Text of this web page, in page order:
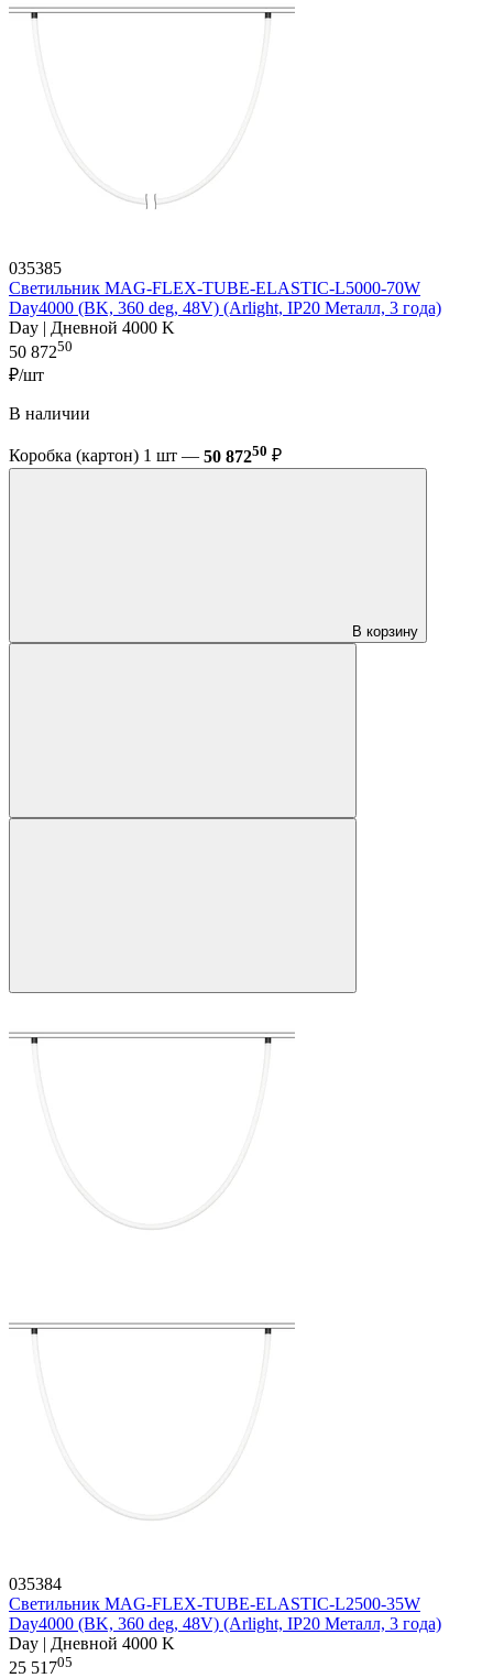
035385
Светильник MAG-FLEX-TUBE-ELASTIC-L5000-70W
Day4000 (BK, 360 deg, 48V) (Arlight, IP20 Металл, 3 года)
Day | Дневной 4000 K
50 87250
₽/шт
В наличии
Коробка (картон) 1 шт — 50 87250 ₽
В корзину
035384
Светильник MAG-FLEX-TUBE-ELASTIC-L2500-35W
Day4000 (BK, 360 deg, 48V) (Arlight, IP20 Металл, 3 года)
Day | Дневной 4000 K
25 51705